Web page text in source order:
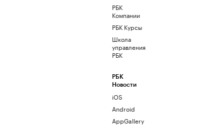
РБК
Компании
РБК Курсы
Школа
управления
РБК
РБК
Новости
iOS
Android
AppGallery